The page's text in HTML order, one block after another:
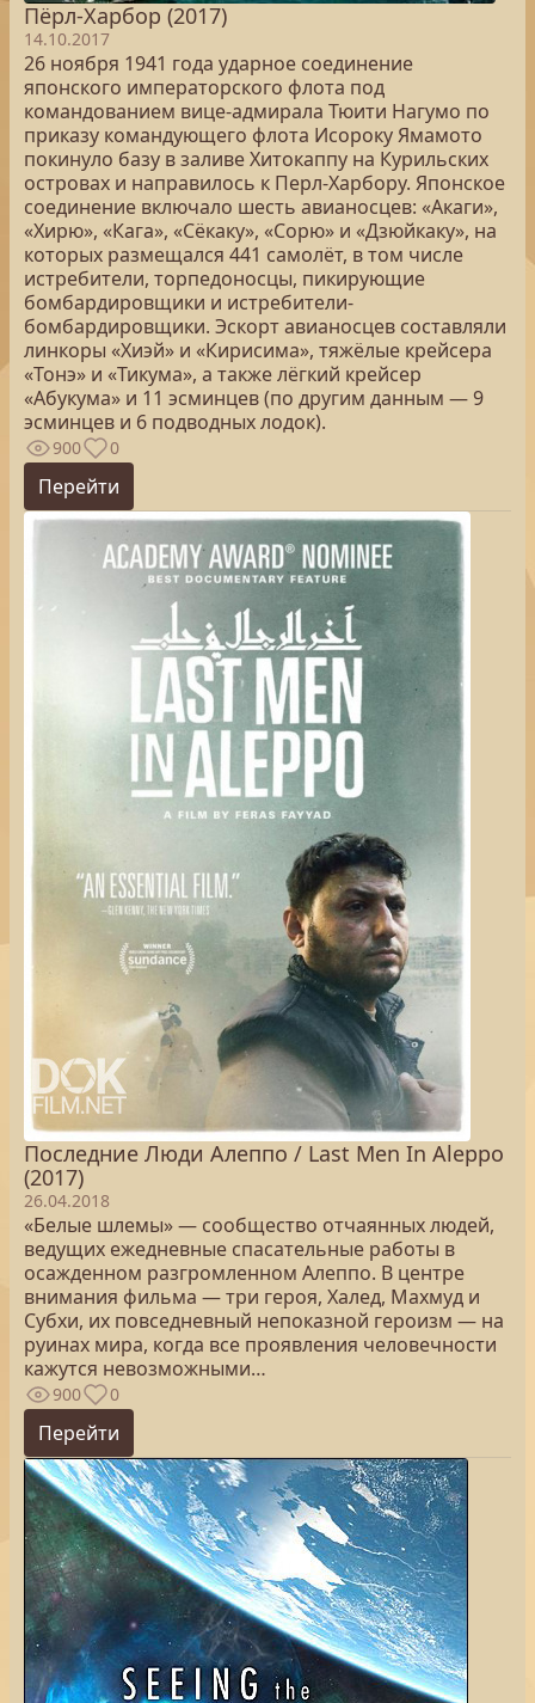
Пёрл-Харбор (2017)
14.10.2017
26 ноября 1941 года ударное соединение
японского императорского флота под
командованием вице-адмирала Тюити Нагумо по
приказу командующего флота Исороку Ямамото
покинуло базу в заливе Хитокаппу на Курильских
островах и направилось к Перл-Харбору. Японское
соединение включало шесть авианосцев: «Акаги»,
«Хирю», «Кага», «Сёкаку», «Сорю» и «Дзюйкаку», на
которых размещался 441 самолёт, в том числе
истребители, торпедоносцы, пикирующие
бомбардировщики и истребители-
бомбардировщики. Эскорт авианосцев составляли
линкоры «Хиэй» и «Кирисима», тяжёлые крейсера
«Тонэ» и «Тикума», а также лёгкий крейсер
«Абукума» и 11 эсминцев (по другим данным — 9
эсминцев и 6 подводных лодок).
900 0
Перейти
Последние Люди Алеппо / Last Men In Aleppo
(2017)
26.04.2018
«Белые шлемы» — сообщество отчаянных людей,
ведущих ежедневные спасательные работы в
осажденном разгромленном Алеппо. В центре
внимания фильма — три героя, Халед, Махмуд и
Субхи, их повседневный непоказной героизм — на
руинах мира, когда все проявления человечности
кажутся невозможными…
900 0
Перейти